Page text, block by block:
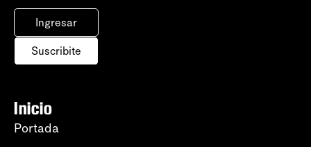
Ingresar
Suscribite
Inicio
Portada